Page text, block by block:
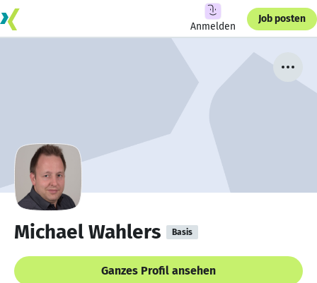
Anmelden
Job posten
Michael Wahlers Basis
Ganzes Profil ansehen